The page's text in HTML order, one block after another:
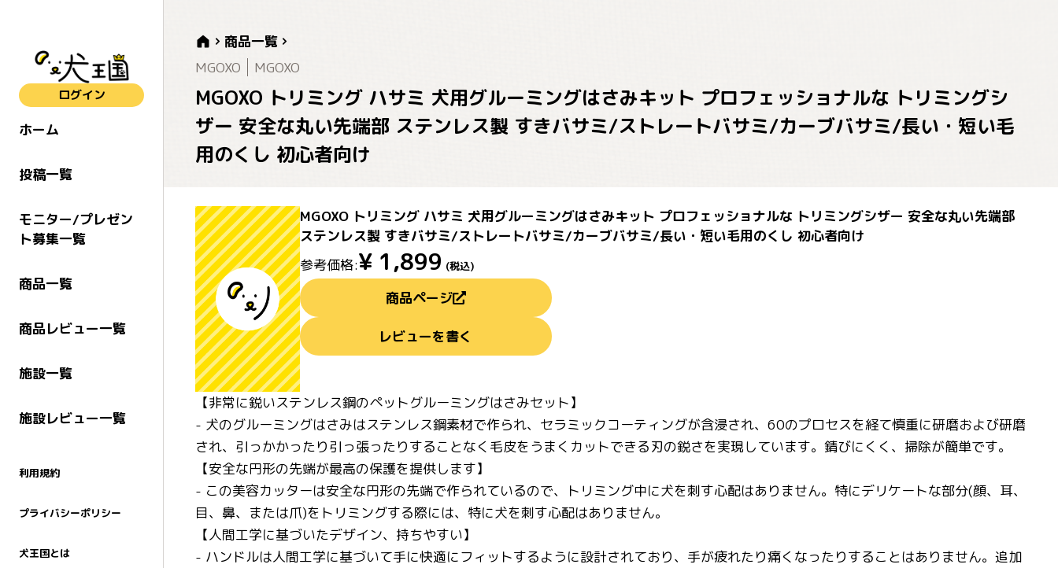
ログイン
ホーム
投稿一覧
モニター/プレゼン
ト募集一覧
商品一覧
商品レビュー一覧
施設一覧
施設レビュー一覧
利用規約
プライバシーポリシー
犬王国とは
商品一覧
MGOXO
MGOXO
MGOXO トリミング ハサミ 犬用グルーミングはさみキット プロフェッショナルな トリミングシ
ザー 安全な丸い先端部 ステンレス製 すきバサミ/ストレートバサミ/カーブバサミ/長い・短い毛
用のくし 初心者向け
MGOXO トリミング ハサミ 犬用グルーミングはさみキット プロフェッショナルな トリミングシザー 安全な丸い先端部
ステンレス製 すきバサミ/ストレートバサミ/カーブバサミ/長い・短い毛用のくし 初心者向け
参考価格:¥ 1,899 (税込)
商品ページ
レビューを書く
【非常に鋭いステンレス鋼のペットグルーミングはさみセット】
- 犬のグルーミングはさみはステンレス鋼素材で作られ、セラミックコーティングが含浸され、60のプロセスを経て慎重に研磨および研磨
され、引っかかったり引っ張ったりすることなく毛皮をうまくカットできる刃の鋭さを実現しています。錆びにくく、掃除が簡単です。
【安全な円形の先端が最高の保護を提供します】
- この美容カッターは安全な円形の先端で作られているので、トリミング中に犬を刺す心配はありません。特にデリケートな部分(顔、耳、
目、鼻、または爪)をトリミングする際には、特に犬を刺す心配はありません。
【人間工学に基づいたデザイン、持ちやすい】
- ハンドルは人間工学に基づいて手に快適にフィットするように設計されており、手が疲れたり痛くなったりすることはありません。追加